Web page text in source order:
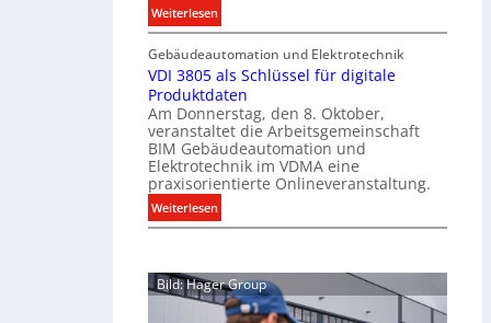
t
S
y
s
t
e
m
.
a
l
e
U
n
t
e
r
g
n
d
Weiterlesen:
E
l
e
k
t
r
o
t
e
c
i
k
Gebäudeautomation und Elektrotechnik
VDI 3805 als Schlüssel für digitale
Produktdaten
Am Donnerstag, den 8. Oktober,
veranstaltet die Arbeitsgemeinschaft
BIM Gebäudeautomation und
Elektrotechnik im VDMA eine
praxisorientierte Onlineveranstaltung.
Weiterlesen:
V
I
3
8
Bild: Hager Group